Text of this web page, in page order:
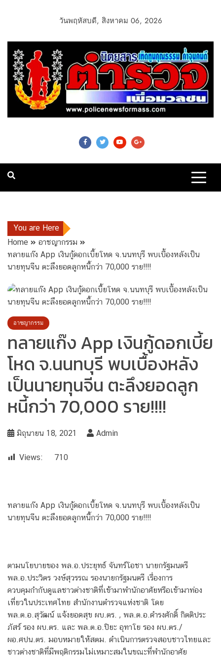
วันพฤหัสบดี, สิงหาคม 06, 2026
Police News For
Mass
You are Here
Home
อาชญากรรม
ทลายแก๊ง App เงินกู้ดอกเบี้ยโหด จ.นนทบุรี พบเบื้องหลังเป็น
นายทุนจีน ตะลึงยอดลูกหนี้กว่า 70,000 ราย!!!!
อาชญากรรม
ทลายแก๊ง App เงินกู้ดอกเบี้ย
โหด จ.นนทบุรี พบเบื้องหลัง
เป็นนายทุนจีน ตะลึงยอดลูก
หนี้กว่า 70,000 ราย!!!!
มิถุนายน 18, 2021 Admin
Views: 710
ทลายแก๊ง App เงินกู้ดอกเบี้ยโหด จ.นนทบุรี พบเบื้องหลังเป็น
นายทุนจีน ตะลึงยอดลูกหนี้กว่า 70,000 ราย!!!!
ตามนโยบายของ พล.อ.ประยุทธ์ จันทร์โอชา นายกรัฐมนตรี
พล.อ.ประวิตร วงษ์สุวรรณ รองนายกรัฐมนตรี เรื่องการ
ควบคุมกำกับดูแลชาวต่างชาติที่เข้ามาพำนักอาศัยหรือเข้ามาท่อง
เที่ยวในประเทศไทย สำนักงานตำรวจแห่งชาติ โดย
พล.ต.อ.สุวัฒน์ แจ้งยอดสุข ผบ.ตร. , พล.ต.อ.ดํารงศักดิ์ กิตติประ
ภัสร์ รอง ผบ.ตร. และ พล.ต.อ.ปิยะ อุทาโย รอง ผบ.ตร./
ผอ.ศปน.ตร. มอบหมายให้สตม. ดำเนินการตรวจสอบชาวไทยและ
ชาวต่างชาติที่มีพฤติกรรมไม่เหมาะสมในขณะที่พำนักอาศัย